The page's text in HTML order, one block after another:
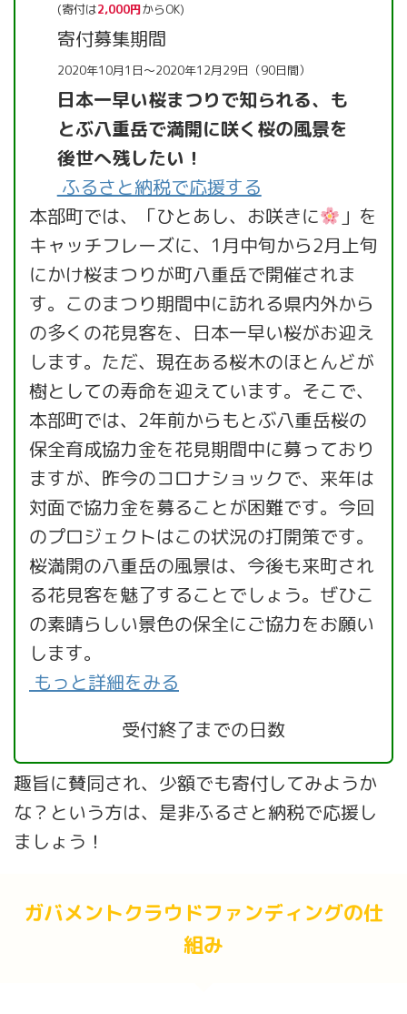
(寄付は2,000円からOK)
寄付募集期間
2020年10月1日～2020年12月29日（90日間）
日本一早い桜まつりで知られる、も
とぶ八重岳で満開に咲く桜の風景を
後世へ残したい！
ふるさと納税で応援する
本部町では、「ひとあし、お咲きに
」を
キャッチフレーズに、1月中旬から2月上旬
にかけ桜まつりが町八重岳で開催されま
す。このまつり期間中に訪れる県内外から
の多くの花見客を、日本一早い桜がお迎え
します。ただ、現在ある桜木のほとんどが
樹としての寿命を迎えています。そこで、
本部町では、2年前からもとぶ八重岳桜の
保全育成協力金を花見期間中に募っており
ますが、昨今のコロナショックで、来年は
対面で協力金を募ることが困難です。今回
のプロジェクトはこの状況の打開策です。
桜満開の八重岳の風景は、今後も来町され
る花見客を魅了することでしょう。ぜひこ
の素晴らしい景色の保全にご協力をお願い
します。
もっと詳細をみる
受付終了までの日数
趣旨に賛同され、少額でも寄付してみようか
な？という方は、是非ふるさと納税で応援し
ましょう！
ガバメントクラウドファンディングの仕
組み